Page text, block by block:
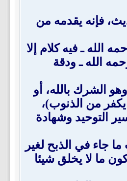
فإنه يقدمه من
الله ـ فيه كلام إلا
الله ـ ودقة
الشرك بالله، أو
من الذنوب)،
التوحيد وشهادة
جاء في الذبح لغير
ما لا يخلق شيئا